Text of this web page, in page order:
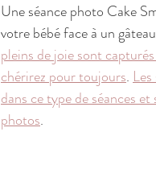
Une séance photo Cake
votre bébé face à un
pleins de joie sont
chérirez pour toujours.
dans ce type de séances
photos.